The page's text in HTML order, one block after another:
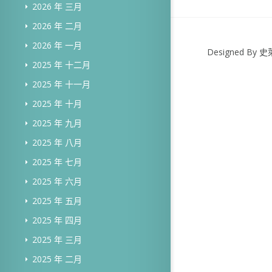
2026 年 三月
2026 年 二月
2026 年 一月
2025 年 十二月
2025 年 十一月
2025 年 十月
2025 年 九月
2025 年 八月
2025 年 七月
2025 年 六月
2025 年 五月
2025 年 四月
2025 年 三月
2025 年 二月
Designed By 史